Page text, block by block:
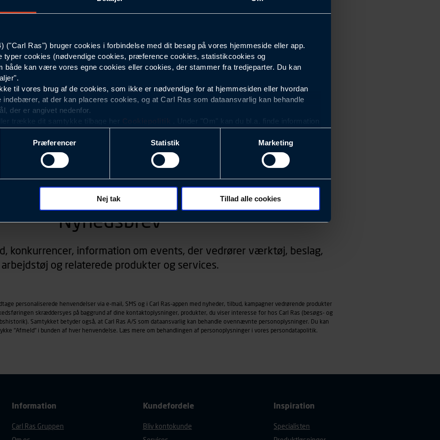
("Carl Ras") bruger cookies i forbindelse med dit besøg på vores hjemmeside eller app.
typer cookies (nødvendige cookies, præference cookies, statistikcookies og
både kan være vores egne cookies eller cookies, der stammer fra tredjeparter. Du kan
til vores brug af de cookies, som ikke er nødvendige for at hjemmesiden eller hvordan
indebærer, at der kan placeres cookies, og at Carl Ras som dataansvarlig kan behandle
der er angivet nedenfor.
trække dit samtykke tilbage her
. Under "Om" kan du bl.a. finde information
med det formål at optimere design, brugervenlighed og effektiviteten af vores
analyser af, hvilke oplysninger der er mest populære, og som derfor skal være nemme at
hvad der klikkes på, sider/indhold der besøges, browsertype, søgeord, IP-adresse,
(computer, smartphone mv.) samt de features, der anvendes.
sig på. Til dette formål behandles der personoplysninger om dit foretrukne sprog, og den
med det formål at spore besøgende på vores hjemmeside og apps med
vise annoncer, der er relevante (profilering). Til dette formål behandles der
der anvendes.
persondatapolitik, der indeholder yderligere information om behandling af
Præferencer Statistik Marketing
Nej tak Tillad alle cookies
Mørkegrå
88
Nyhedsbrev
konkurrencer, information om events, der vedrører værktøj, beslag,
arbejdstøj og relaterede produkter og services.
personaliserede henvendelser via e-mail, SMS og i Carl Ras-appen med nyheder, tilbud, kampagner vedrørende produkter
skræddersyes på baggrund af dine kontaktoplysninger, produkter, du viser interesse for hos Carl Ras (besøgs- og
Samtykket betyder også, at Carl Ras A/S som dataansvarlig kan behandle ovennævnte personoplysninger. Du kan
"Afmeld" i bunden af hver henvendelse. Læs mere om behandlingen af personoplysninger i vores persondatapolitik.
Information
Carl Ras Gruppen
Kundefordele
Bliv kontokunde
Inspiration
Specialisten